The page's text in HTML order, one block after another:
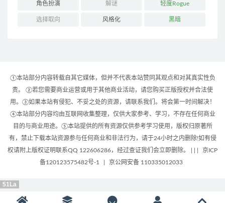
角色扮演 解谜 轻度Rogue
选择取向 风格化 黑暗
①本站部分内容转载自其它媒体，但并不代表本站赞同其观点和对其真实性负
责。 ②若您需要商业运营或用于其他商业活动，请您购买正版授权并合法使
用。③如果本站有侵犯、不妥之处的资源，请联系我们。将会第一时间解决！
④本站部分内容均由互联网收集整理，仅供大家参考、学习，不存在任何商业
目的与商业用途。⑤本站提供的所有资源仅供参考学习使用，版权归原著所
有，禁止下载本站资源参与任何商业和非法行为，请于24小时之内删除!如有侵
权请附上版权证明联系QQ 122606286，经过查证我们会立即删除。 | |
京ICP
备120123575482号-1
京公网安备 110335012033
51La